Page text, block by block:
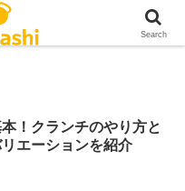
！クランチのやり方と
エーションを紹介
Search